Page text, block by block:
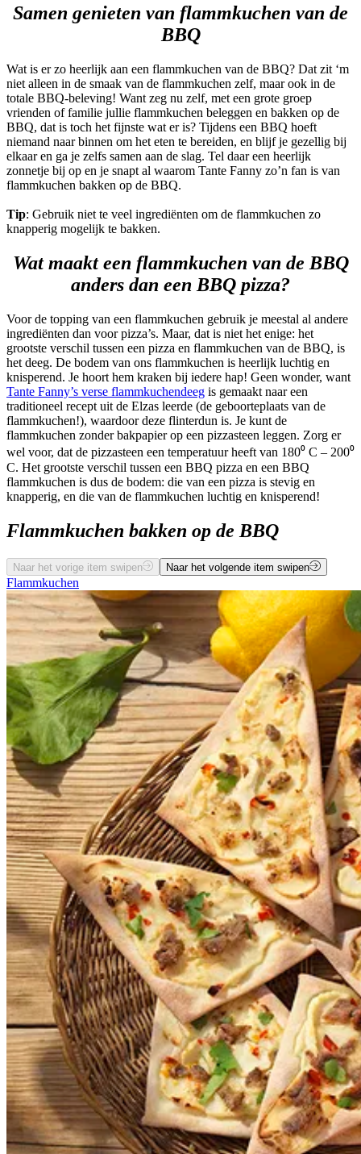
Samen genieten van flammkuchen van de
BBQ
Wat is er zo heerlijk aan een flammkuchen van de BBQ? Dat zit ‘m
niet alleen in de smaak van de flammkuchen zelf, maar ook in de
totale BBQ-beleving! Want zeg nu zelf, met een grote groep
vrienden of familie jullie flammkuchen beleggen en bakken op de
BBQ, dat is toch het fijnste wat er is? Tijdens een BBQ hoeft
niemand naar binnen om het eten te bereiden, en blijf je gezellig bij
elkaar en ga je zelfs samen aan de slag. Tel daar een heerlijk
zonnetje bij op en je snapt al waarom Tante Fanny zo’n fan is van
flammkuchen bakken op de BBQ.
Tip: Gebruik niet te veel ingrediënten om de flammkuchen zo
knapperig mogelijk te bakken.
Wat maakt een flammkuchen van de BBQ
anders dan een BBQ pizza?
Voor de topping van een flammkuchen gebruik je meestal al andere
ingrediënten dan voor pizza’s. Maar, dat is niet het enige: het
grootste verschil tussen een pizza en flammkuchen van de BBQ, is
het deeg. De bodem van ons flammkuchen is heerlijk luchtig en
knisperend. Je hoort hem kraken bij iedere hap! Geen wonder, want
Tante Fanny’s verse flammkuchendeeg is gemaakt naar een
traditioneel recept uit de Elzas leerde (de geboorteplaats van de
flammkuchen!), waardoor deze flinterdun is. Je kunt de
flammkuchen zonder bakpapier op een pizzasteen leggen. Zorg er
wel voor, dat de pizzasteen een temperatuur heeft van 180⁰ C – 200⁰
C. Het grootste verschil tussen een BBQ pizza en een BBQ
flammkuchen is dus de bodem: die van een pizza is stevig en
knapperig, en die van de flammkuchen luchtig en knisperend!
Flammkuchen bakken op de BBQ
Naar het vorige item swipen Naar het volgende item swipen
Flammkuchen